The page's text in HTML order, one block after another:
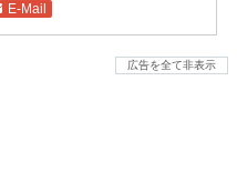
E-Mail
広告を全て非表示